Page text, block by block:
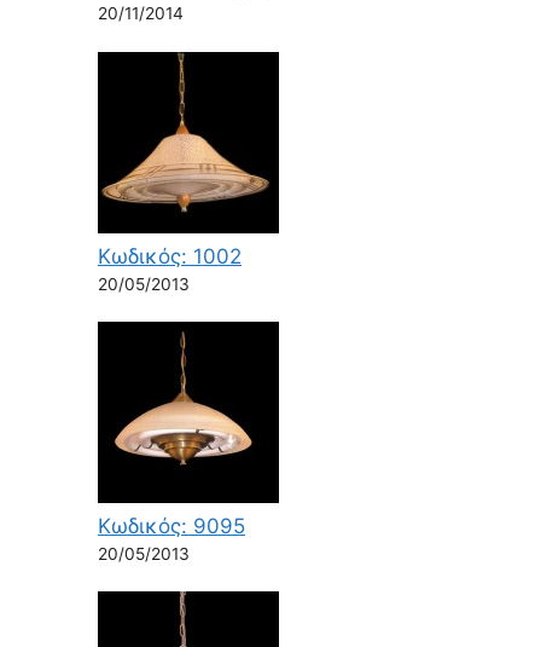
20/11/2014
Κωδικός: 1002
20/05/2013
Κωδικός: 9095
20/05/2013